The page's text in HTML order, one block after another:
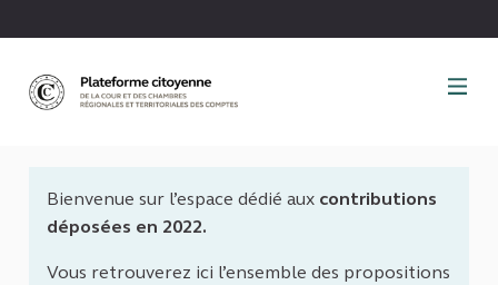
Bienvenue sur l’espace dédié aux contributions
déposées en 2022.
Vous retrouverez ici l’ensemble des propositions